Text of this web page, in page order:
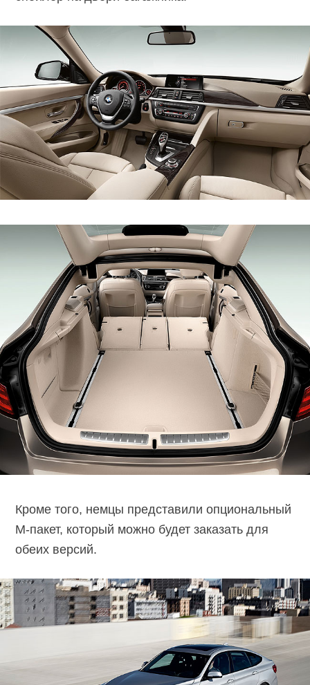
Кроме того, немцы представили опциональный
М-пакет, который можно будет заказать для
обеих версий.